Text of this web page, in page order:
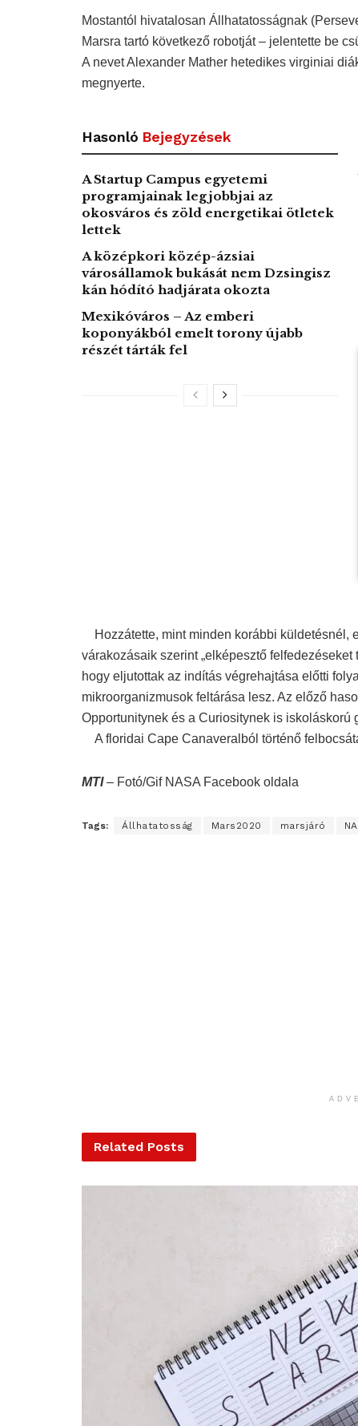
Mostantól hivatalosan Állhatatosságnak
Marsra tartó következő robotját – jelentette be
A nevet Alexander Mather hetedikes virginiai
megnyerte.
Hasonló Bejegyzések
A Startup Campus egyetemi
programjainak legjobbjai az
okosváros és zöld energetikai ötletek
lettek
A középkori közép-ázsiai
városállamok bukását nem Dzsingisz
kán hódító hadjárata okozta
Mexikóváros – Az emberi
koponyákból emelt torony újabb
részét tárták fel
Hozzátette, mint minden korábbi küldetésnél,
várakozásaik szerint „elképesztő
hogy eljutottak az indítás végrehajtása előtti
mikroorganizmusok feltárása lesz. Az előző
Opportunitynek és a Curiositynek is iskoláskorú
A floridai Cape Canaveralból történő
MTI– Fotó/Gif NASA Facebook oldala
Tags: Állhatatosság Mars2020 marsjáró
Related Posts